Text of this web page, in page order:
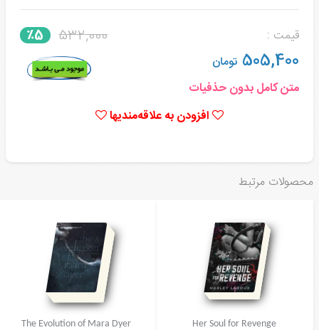
قیمت : 532,000 ٪5
505,400 تومان
متن کامل بدون حذفیات
افزودن به علاقه‌مندیها
محصولات مرتبط
Her Soul for Revenge
The Evolution of Mara Dyer